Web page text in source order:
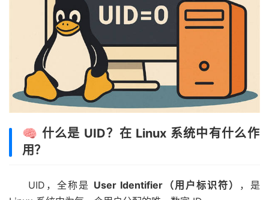
🧠 什么是 UID？在 Linux 系统中有什么作
用？
UID，全称是 User Identifier（用户标识符） ，是